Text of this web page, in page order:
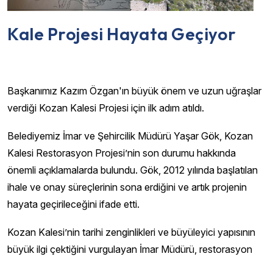
Kale Projesi Hayata Geçiyor
Başkanımız Kazım Özgan'ın büyük önem ve uzun uğraşlar
verdiği Kozan Kalesi Projesi için ilk adım atıldı.
Belediyemiz İmar ve Şehircilik Müdürü Yaşar Gök, Kozan
Kalesi Restorasyon Projesi’nin son durumu hakkında
önemli açıklamalarda bulundu. Gök, 2012 yılında başlatılan
ihale ve onay süreçlerinin sona erdiğini ve artık projenin
hayata geçirileceğini ifade etti.
Kozan Kalesi’nin tarihi zenginlikleri ve büyüleyici yapısının
büyük ilgi çektiğini vurgulayan İmar Müdürü, restorasyon